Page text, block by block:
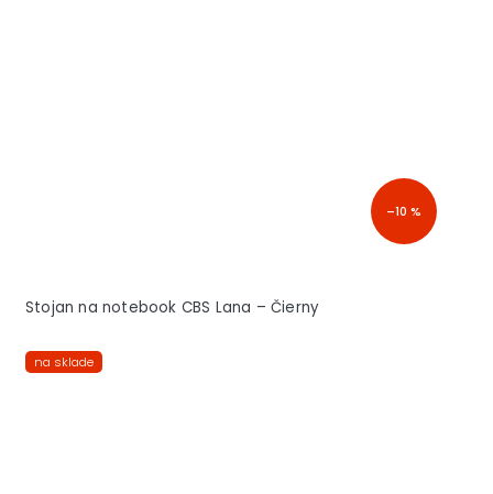
–10 %
Stojan na notebook CBS Lana – Čierny
na sklade